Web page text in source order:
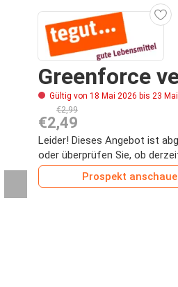
Greenforce
Gültig von 18 Mai 2026 bis 23
€2,99
€2,49
Leider! Dieses Angebot ist
oder überprüfen Sie, ob
Prospekt